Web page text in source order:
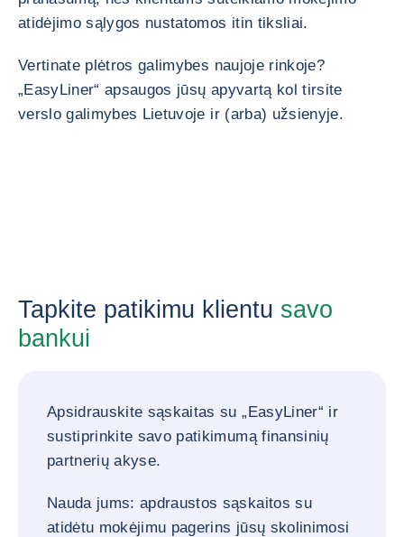
atidėjimo sąlygos nustatomos itin tiksliai.
Vertinate plėtros galimybes naujoje rinkoje?
„EasyLiner“ apsaugos jūsų apyvartą kol tirsite
verslo galimybes Lietuvoje ir (arba) užsienyje.
Tapkite patikimu klientu savo
bankui
Apsidrauskite sąskaitas su „EasyLiner“ ir
sustiprinkite savo patikimumą finansinių
partnerių akyse.
Nauda jums: apdraustos sąskaitos su
atidėtu mokėjimu pagerins jūsų skolinimosi